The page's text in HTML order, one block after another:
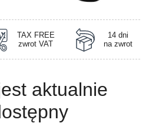
TAX FREE
zwrot VAT
14 dni
na zwrot
aktualnie